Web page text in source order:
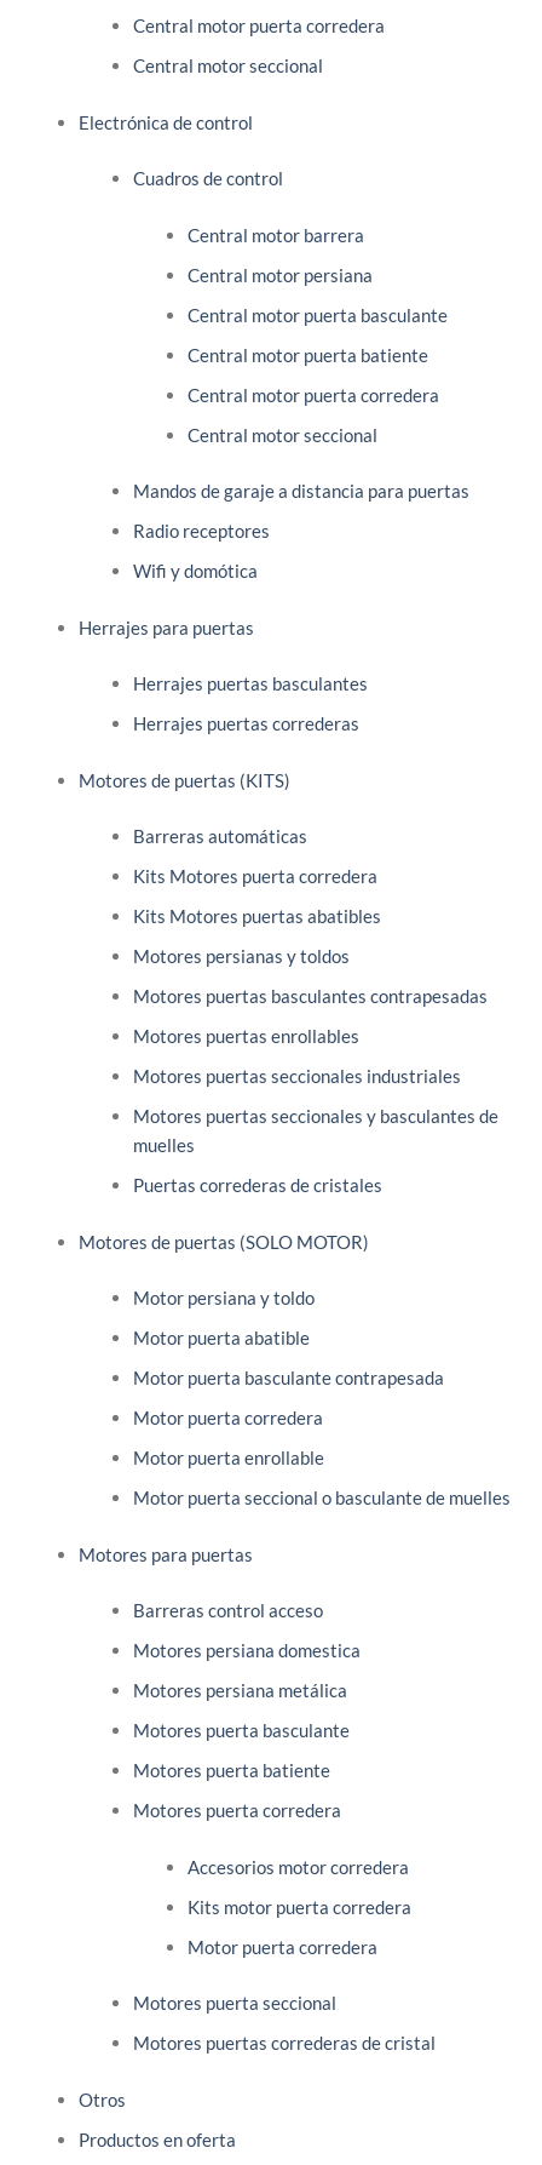
Central motor puerta corredera
Central motor seccional
Electrónica de control
Cuadros de control
Central motor barrera
Central motor persiana
Central motor puerta basculante
Central motor puerta batiente
Central motor puerta corredera
Central motor seccional
Mandos de garaje a distancia para puertas
Radio receptores
Wifi y domótica
Herrajes para puertas
Herrajes puertas basculantes
Herrajes puertas correderas
Motores de puertas (KITS)
Barreras automáticas
Kits Motores puerta corredera
Kits Motores puertas abatibles
Motores persianas y toldos
Motores puertas basculantes contrapesadas
Motores puertas enrollables
Motores puertas seccionales industriales
Motores puertas seccionales y basculantes de
muelles
Puertas correderas de cristales
Motores de puertas (SOLO MOTOR)
Motor persiana y toldo
Motor puerta abatible
Motor puerta basculante contrapesada
Motor puerta corredera
Motor puerta enrollable
Motor puerta seccional o basculante de muelles
Motores para puertas
Barreras control acceso
Motores persiana domestica
Motores persiana metálica
Motores puerta basculante
Motores puerta batiente
Motores puerta corredera
Accesorios motor corredera
Kits motor puerta corredera
Motor puerta corredera
Motores puerta seccional
Motores puertas correderas de cristal
Otros
Productos en oferta